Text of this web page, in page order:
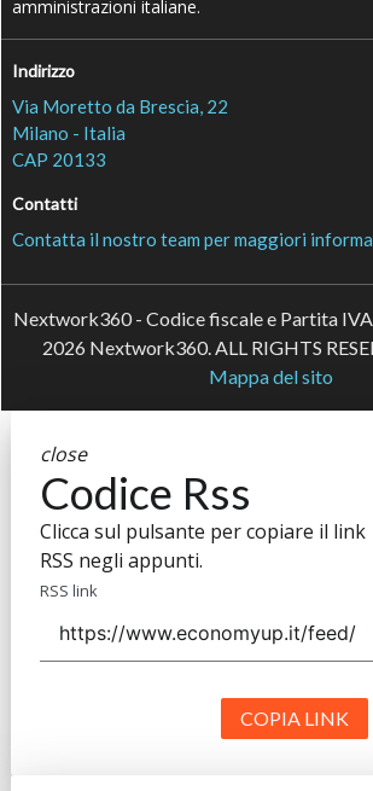
amministrazioni italiane.
Indirizzo
Via Moretto da Brescia, 22
Milano - Italia
CAP 20133
Contatti
Contatta il nostro team per maggiori
Nextwork360 - Codice fiscale e Partita
2026 Nextwork360. ALL RIGHTS
Mappa del sito
close
Codice Rss
Clicca sul pulsante per copiare il link
RSS negli appunti.
RSS link
COPIA LINK